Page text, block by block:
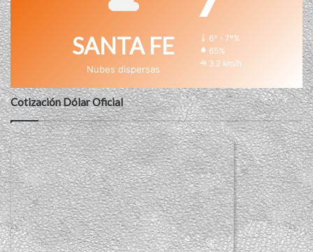
SANTA FE
Nubes dispersas
6º - 7º%
65%
3.2 km/h
Cotización Dólar Oficial